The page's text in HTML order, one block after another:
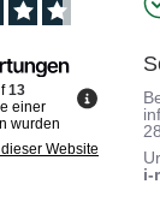
13
einer
wurden
Website
i-